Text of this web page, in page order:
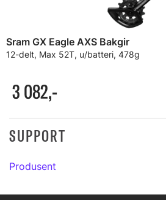
Sram GX Eagle AXS Bakgir
12-delt, Max 52T, u/batteri, 478g
3 082,-
SUPPORT
Produsent